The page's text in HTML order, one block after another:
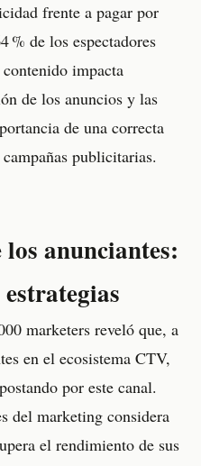
frente a pagar por
% de los espectadores
impacta
de los anuncios y las
de una correcta
publicitarias.
anunciantes:
marketers reveló que, a
en el ecosistema CTV,
por este canal.
del marketing considera
el rendimiento de sus